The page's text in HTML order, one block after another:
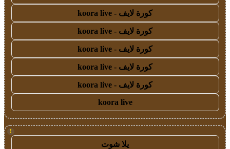
كورة لايف - koora live
كورة لايف - koora live
كورة لايف - koora live
كورة لايف - koora live
كورة لايف - koora live
koora live
!
يلا شوت